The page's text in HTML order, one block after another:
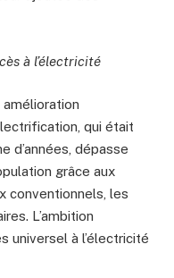
à l’électricité
amélioration
qui était
d’années, dépasse
grâce aux
conventionnels, les
L’ambition
universel à l’électricité